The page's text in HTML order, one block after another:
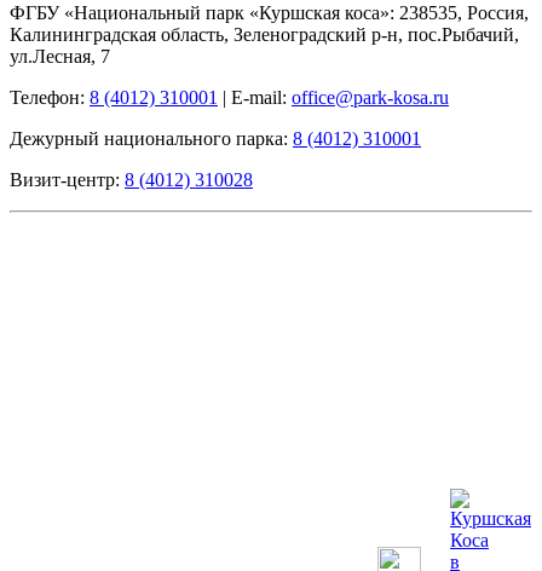
ФГБУ «Национальный парк «Куршская коса»: 238535, Россия,
Калининградская область, Зеленоградский р-н, пос.Рыбачий,
ул.Лесная, 7
Телефон: 8 (4012) 310001 | E-mail: office@park-kosa.ru
Дежурный национального парка: 8 (4012) 310001
Визит-центр: 8 (4012) 310028